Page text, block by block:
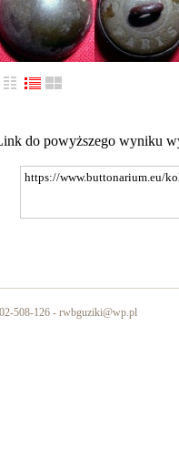
do powyższego wyniku
508-126 - rwbguziki@wp.pl